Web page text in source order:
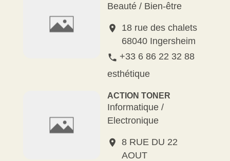
Beauté / Bien-être
location_on
18 rue des chalets
68040 Ingersheim
phone +33 6 86 22 32 88
esthétique
ACTION TONER
Informatique /
Electronique
location_on 8 RUE DU 22
AOUT